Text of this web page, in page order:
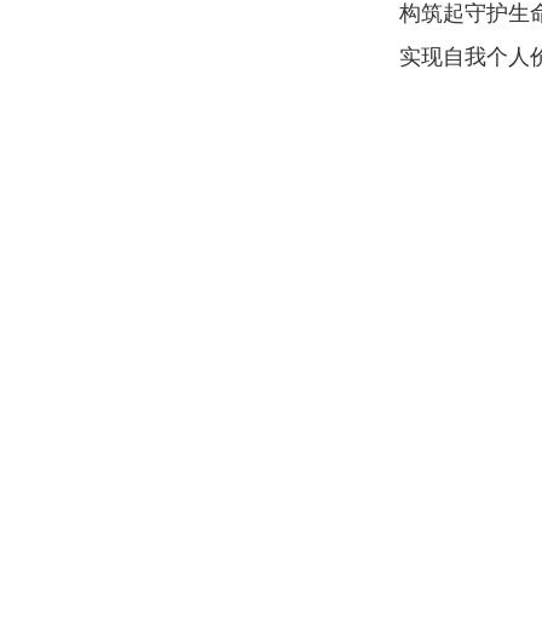
构筑起守护生
实现自我个人